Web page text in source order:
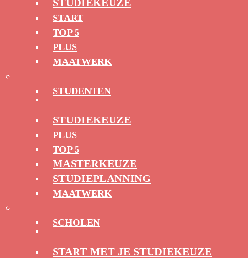
STUDIEKEUZE
START
TOP 5
PLUS
MAATWERK
STUDENTEN
STUDIEKEUZE
PLUS
TOP 5
MASTERKEUZE
STUDIEPLANNING
MAATWERK
SCHOLEN
START MET JE STUDIEKEUZE